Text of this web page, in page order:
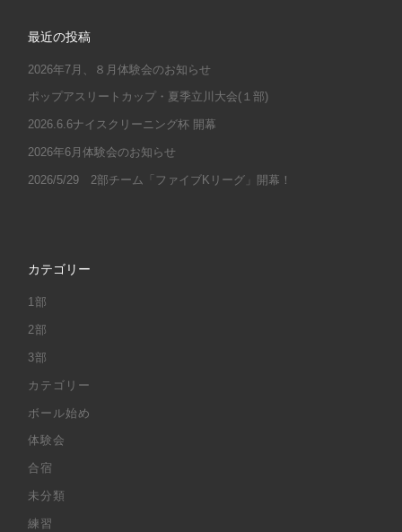
最近の投稿
2026年7月、８月体験会のお知らせ
ポップアスリートカップ・夏季立川大会(１部)
2026.6.6ナイスクリーニング杯 開幕
2026年6月体験会のお知らせ
2026/5/29 2部チーム「ファイブKリーグ」開幕！
カテゴリー
1部
2部
3部
カテゴリー
ボール始め
体験会
合宿
未分類
練習